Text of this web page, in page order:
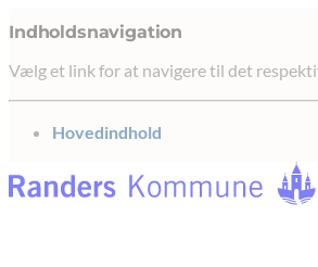
Indholdsnavigation
Vælg et link for at navigere til det
gå til
Hovedindhold